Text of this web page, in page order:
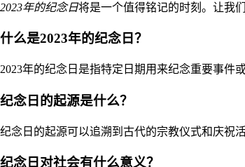
2023年的纪念日将是一个值得铭记的时刻。让我
什么是2023年的纪念日？
2023年的纪念日是指特定日期用来纪念重要事件
纪念日的起源是什么？
纪念日的起源可以追溯到古代的宗教仪式和庆祝
纪念日对社会有什么意义？